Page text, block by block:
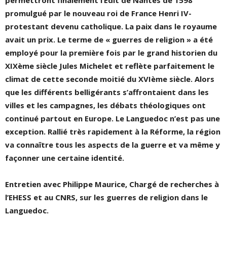
promulgué par le nouveau roi de France Henri IV-
protestant devenu catholique. La paix dans le royaume
avait un prix. Le terme de « guerres de religion » a été
employé pour la première fois par le grand historien du
XIXème siècle Jules Michelet et reflète parfaitement le
climat de cette seconde moitié du XVIème siècle. Alors
que les différents belligérants s’affrontaient dans les
villes et les campagnes, les débats théologiques ont
continué partout en Europe. Le Languedoc n’est pas une
exception. Rallié très rapidement à la Réforme, la région
va connaître tous les aspects de la guerre et va même y
façonner une certaine identité.
Entretien avec Philippe Maurice, Chargé de recherches à
l’EHESS et au CNRS, sur les guerres de religion dans le
Languedoc.